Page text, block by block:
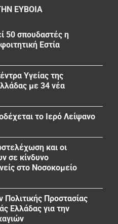
ΕΎΒΟΙΑ
50 σπουδαστές η
Εστία
Υγείας της
με 34 νέα
το Ιερό Λείψανο
και οι
σε κίνδυνο
στο Νοσοκομείο
Προστασίας
Ελλάδας για την